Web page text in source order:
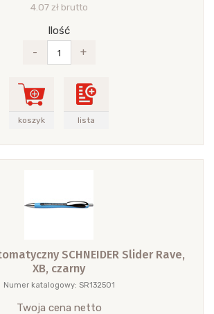
4.07 zł brutto
Ilość
-
+
koszyk lista
SCHNEIDER Slider Rave,
XB, czarny
Numer katalogowy: SR132501
Twoja cena netto